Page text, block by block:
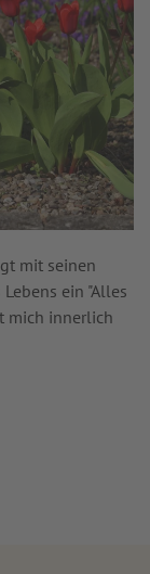
mit seinen
ein "Alles
mich innerlich